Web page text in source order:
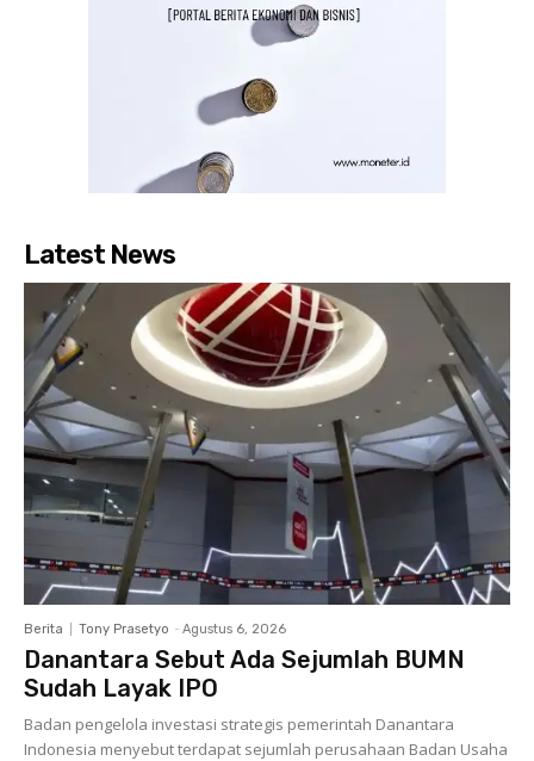
Latest News
Berita Tony Prasetyo - Agustus 6, 2026
Danantara Sebut Ada Sejumlah BUMN
Sudah Layak IPO
Badan pengelola investasi strategis pemerintah Danantara
Indonesia menyebut terdapat sejumlah perusahaan Badan Usaha